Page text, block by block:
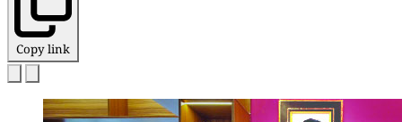
Copy link